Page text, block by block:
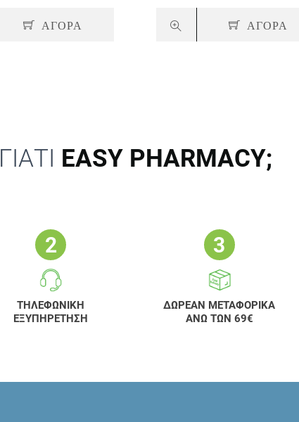
ΑΓΟΡΑ ΑΓΟΡΑ
ΓΙΑΤΙ EASY PHARMACY;
ΤΗΛΕΦΩΝΙΚΗ
ΕΞΥΠΗΡΕΤΗΣΗ
ΔΩΡΕΑΝ ΜΕΤΑΦΟΡΙΚΑ
ΑΝΩ ΤΩΝ 69€